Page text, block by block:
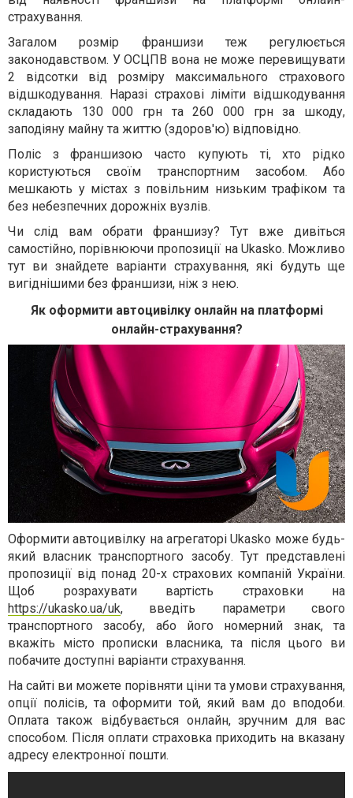
страхування.
Загалом розмір франшизи теж регулюється
законодавством. У ОСЦПВ вона не може перевищувати
2 відсотки від розміру максимального страхового
відшкодування. Наразі страхові ліміти відшкодування
складають 130 000 грн та 260 000 грн за шкоду,
заподіяну майну та життю (здоров'ю) відповідно.
Поліс з франшизою часто купують ті, хто рідко
користуються своїм транспортним засобом. Або
мешкають у містах з повільним низьким трафіком та
без небезпечних дорожніх вузлів.
Чи слід вам обрати франшизу? Тут вже дивіться
самостійно, порівнюючи пропозиції на Ukasko. Можливо
тут ви знайдете варіанти страхування, які будуть ще
вигіднішими без франшизи, ніж з нею.
Як оформити автоцивілку онлайн на платформі
онлайн-страхування?
Оформити автоцивілку на агрегаторі Ukasko може будь-
який власник транспортного засобу. Тут представлені
пропозиції від понад 20-х страхових компаній України.
Щоб розрахувати вартість страховки на
https://ukasko.ua/uk, введіть параметри свого
транспортного засобу, або його номерний знак, та
вкажіть місто прописки власника, та після цього ви
побачите доступні варіанти страхування.
На сайті ви можете порівняти ціни та умови страхування,
опції полісів, та оформити той, який вам до вподоби.
Оплата також відбувається онлайн, зручним для вас
способом. Після оплати страховка приходить на вказану
адресу електронної пошти.